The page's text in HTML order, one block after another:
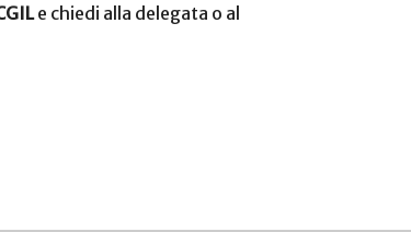
e chiedi alla delegata o al